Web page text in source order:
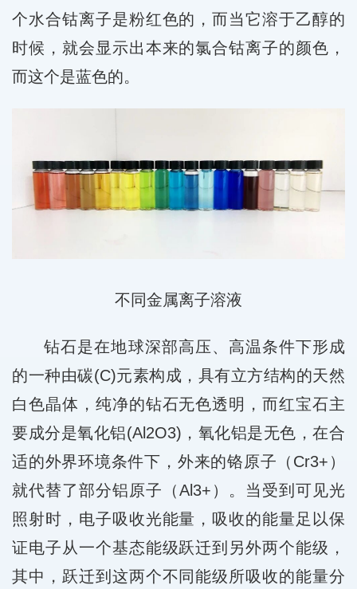
个水合钴离子是粉红色的，而当它溶于乙醇的
时候，就会显示出本来的氯合钴离子的颜色，
而这个是蓝色的。
不同金属离子溶液
钻石是在地球深部高压、高温条件下形成
的一种由碳(C)元素构成，具有立方结构的天然
白色晶体，纯净的钻石无色透明，而红宝石主
要成分是氧化铝(Al2O3)，氧化铝是无色，在合
适的外界环境条件下，外来的铬原子（Cr3+）
就代替了部分铝原子（Al3+）。当受到可见光
照射时，电子吸收光能量，吸收的能量足以保
证电子从一个基态能级跃迁到另外两个能级，
其中，跃迁到这两个不同能级所吸收的能量分